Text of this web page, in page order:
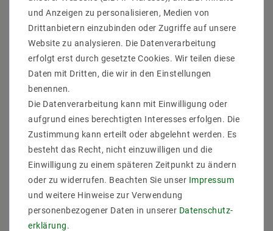
Ihr Shop-Konto
Barrierefreiheitserklärung
Vertrag widerrufen
SICHER BEZAHLEN
und Anzeigen zu personalisieren, Medien von
Drittanbietern einzubinden oder Zugriffe auf unsere
Website zu analysieren. Die Datenverarbeitung
erfolgt erst durch gesetzte Cookies. Wir teilen diese
Daten mit Dritten, die wir in den Einstellungen
benennen.
Die Datenverarbeitung kann mit Einwilligung oder
aufgrund eines berechtigten Interesses erfolgen. Die
Zustimmung kann erteilt oder abgelehnt werden. Es
besteht das Recht, nicht einzuwilligen und die
Einwilligung zu einem späteren Zeitpunkt zu ändern
oder zu widerrufen. Beachten Sie unser Impressum
und weitere Hinweise zur Verwendung
personenbezogener Daten in unserer Daten­schutz­
erklärung.